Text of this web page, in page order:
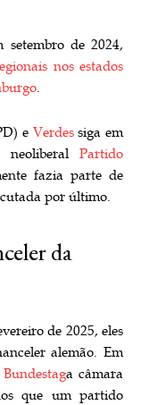
de 2024,
nos estados
.
e Verdessiga em
Partido
fazia parte de
por último.
da
de 2025, eles
alemão. Em
Bundestaga câmara
que um partido